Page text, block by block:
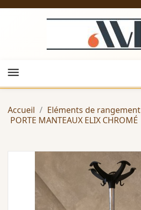
menu
Accueil Eléments de rangement
PORTE MANTEAUX ELIX CHROMÉ